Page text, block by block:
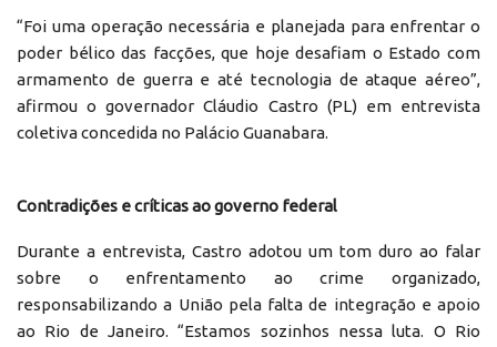
“Foi uma operação necessária e planejada para enfrentar o
poder bélico das facções, que hoje desafiam o Estado com
armamento de guerra e até tecnologia de ataque aéreo”,
afirmou o governador Cláudio Castro (PL) em entrevista
coletiva concedida no Palácio Guanabara.
Contradições e críticas ao governo federal
Durante a entrevista, Castro adotou um tom duro ao falar
sobre o enfrentamento ao crime organizado,
responsabilizando a União pela falta de integração e apoio
ao Rio de Janeiro. “Estamos sozinhos nessa luta. O Rio